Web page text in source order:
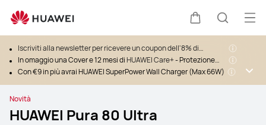
CarrelloRicerca
Iscriviti alla newsletter per ricevere un coupon dell'8% di
sconto>
In omaggio una Cover e 12 mesi diHUAWEI Care+- Protezione
Schermo fino al 19.08
Con €9 in più avrai HUAWEI SuperPower Wall Charger (Max 66W)
Novità
HUAWEI Pura 80 Ultra